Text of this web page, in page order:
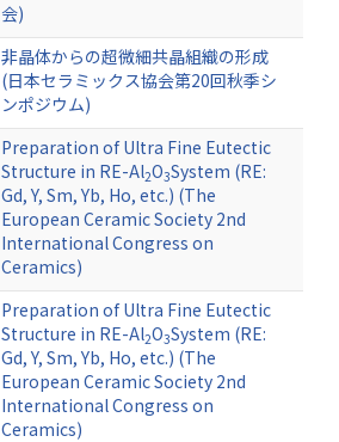
会)
非晶体からの超微細共晶組織の形成
(日本セラミックス協会第20回秋季シ
ンポジウム)
Preparation of Ultra Fine Eutectic
Structure in RE-Al2O3System (RE:
Gd, Y, Sm, Yb, Ho, etc.) (The
European Ceramic Society 2nd
International Congress on
Ceramics)
Preparation of Ultra Fine Eutectic
Structure in RE-Al2O3System (RE:
Gd, Y, Sm, Yb, Ho, etc.) (The
European Ceramic Society 2nd
International Congress on
Ceramics)